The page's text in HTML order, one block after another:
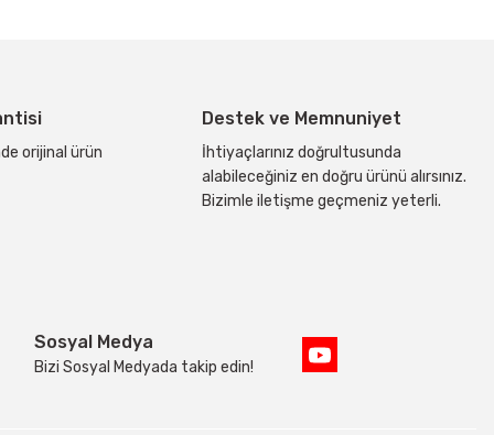
orijinal ürün
Destek ve Memnuniyet
İhtiyaçlarınız doğrultusunda
alabileceğiniz en doğru ürünü alırsınız.
Bizimle iletişme geçmeniz yeterli.
Sosyal Medya
Bizi Sosyal Medyada takip edin!